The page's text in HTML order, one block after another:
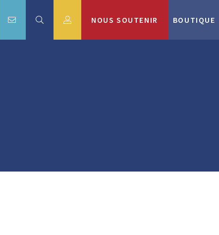
NOUS SOUTENIR BOUTIQUE